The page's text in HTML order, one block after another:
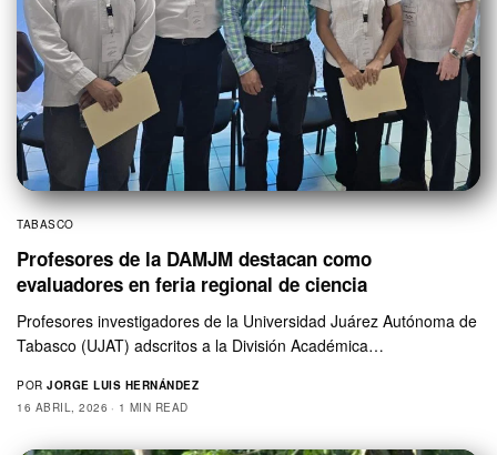
TABASCO
Profesores de la DAMJM destacan como
evaluadores en feria regional de ciencia
Profesores investigadores de la Universidad Juárez Autónoma de
Tabasco (UJAT) adscritos a la División Académica…
POR JORGE LUIS HERNÁNDEZ
16 ABRIL, 2026
1 MIN READ